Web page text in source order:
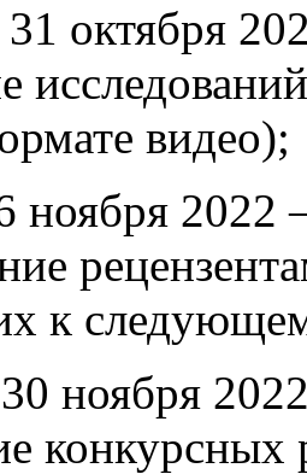
октября
видео);
ноября 2022
к
ноября
конкурсных